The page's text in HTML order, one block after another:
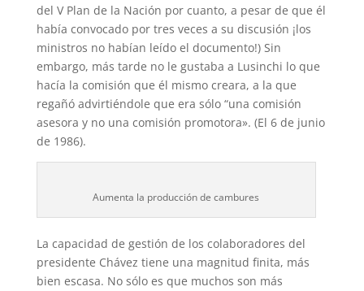
del V Plan de la Na­ción por cuanto, a pesar de que él
había convocado por tres veces a su discusión ¡los
mi­nis­tros no habían leído el documento!) Sin
embargo, más tarde no le gustaba a Lusinchi lo que
hacía la comisión que él mismo creara, a la que
regañó advirtiéndole que era sólo “una comisión
asesora y no una co­misión promotora». (El 6 de junio
de 1986).
Aumenta la producción de cambures
La capacidad de gestión de los colaboradores del
presidente Chávez tiene una magnitud finita, más
bien escasa. No sólo es que muchos son más